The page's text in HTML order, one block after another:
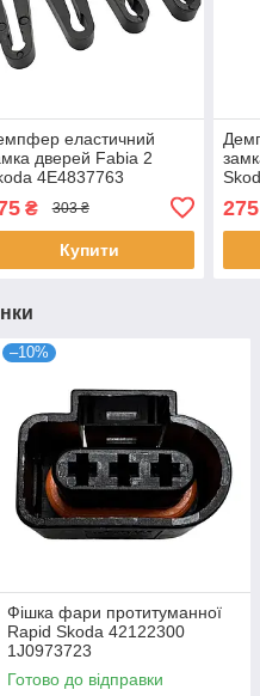
еластичний
дверей Fabia 2
4E4837763
₴ 303 ₴
Купити
275
–10%
Фішка фари протитуманної
Rapid Skoda 42122300
1J0973723
Готово до відправки